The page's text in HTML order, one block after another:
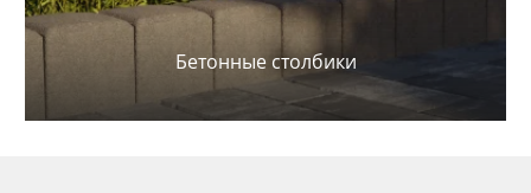
Бетонные столбики